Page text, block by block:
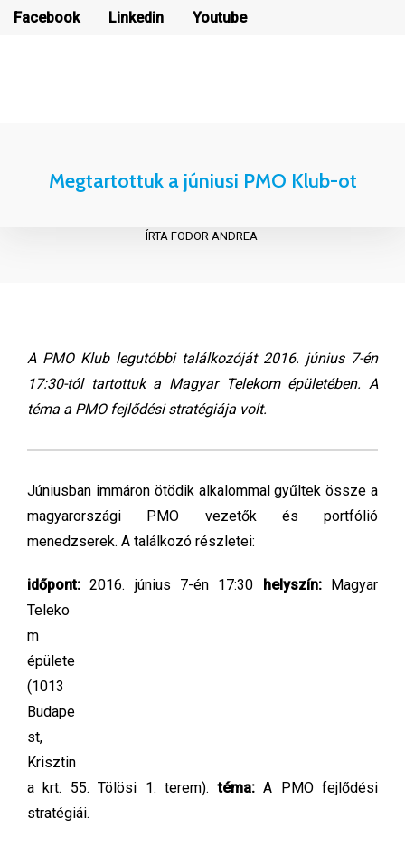
Facebook Linkedin Youtube
Hírlevél feliratkozás
Megtartottuk a júniusi PMO Klub-ot
ÍRTA FODOR ANDREA
A PMO Klub legutóbbi találkozóját 2016. június 7-én
17:30-tól tartottuk a Magyar Telekom épületében. A
téma a PMO fejlődési stratégiája volt.
Júniusban immáron ötödik alkalommal gyűltek össze a
magyarországi PMO vezetők és portfólió
menedzserek. A találkozó részletei:
időpont:2016. június 7-én 17:30 helyszín:Magyar
Teleko
m
épülete
(1013
Budape
st,
Krisztin
a krt. 55. Tölösi 1. terem).téma:A PMO fejlődési
stratégiái.